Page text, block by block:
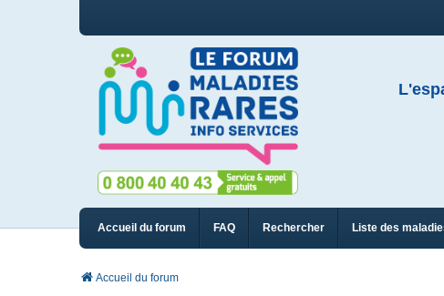
Accueil du forum FAQ Rechercher Liste des
Accueil du forum